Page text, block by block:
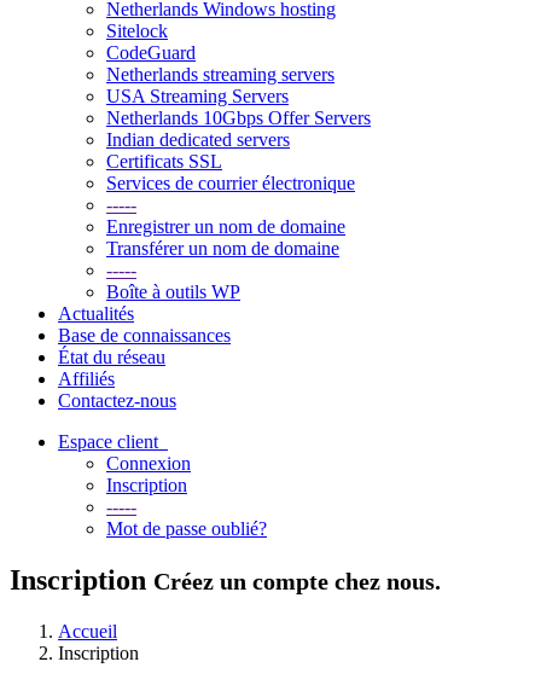
Netherlands Windows hosting
Sitelock
CodeGuard
Netherlands streaming servers
USA Streaming Servers
Netherlands 10Gbps Offer Servers
Indian dedicated servers
Certificats SSL
Services de courrier électronique
-----
Enregistrer un nom de domaine
Transférer un nom de domaine
-----
Boîte à outils WP
Actualités
Base de connaissances
État du réseau
Affiliés
Contactez-nous
Espace client
Connexion
Inscription
-----
Mot de passe oublié?
Inscription Créez un compte chez nous.
Accueil
Inscription